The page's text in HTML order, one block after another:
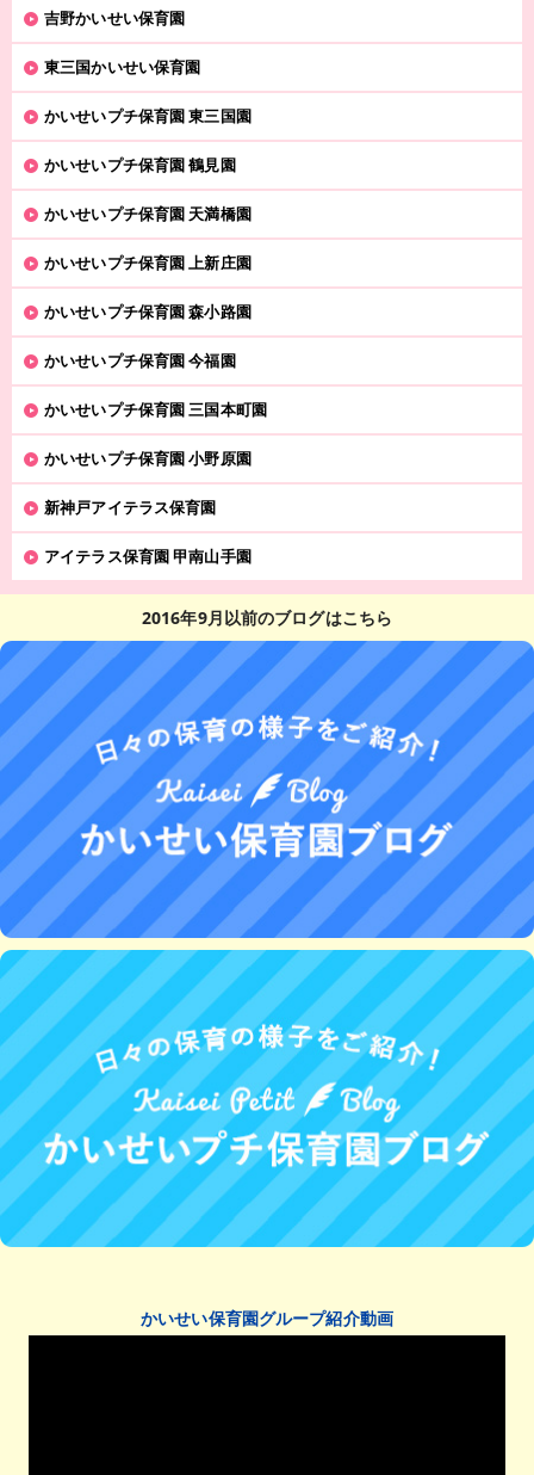
吉野かいせい保育園
東三国かいせい保育園
かいせいプチ保育園 東三国園
かいせいプチ保育園 鶴見園
かいせいプチ保育園 天満橋園
かいせいプチ保育園 上新庄園
かいせいプチ保育園 森小路園
かいせいプチ保育園 今福園
かいせいプチ保育園 三国本町園
かいせいプチ保育園 小野原園
新神戸アイテラス保育園
アイテラス保育園 甲南山手園
2016年9月以前のブログはこちら
かいせい保育園グループ紹介動画